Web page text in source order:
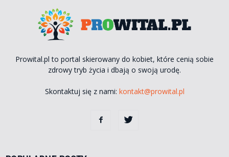
Prowital.pl to portal skierowany do kobiet, które cenią sobie
zdrowy tryb życia i dbają o swoją urodę.
Skontaktuj się z nami: kontakt@prowital.pl